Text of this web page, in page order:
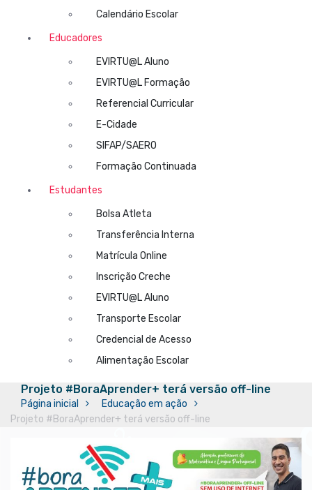
Calendário Escolar
Educadores
EVIRTU@L Aluno
EVIRTU@L Formação
Referencial Curricular
E-Cidade
SIFAP/SAERO
Formação Continuada
Estudantes
Bolsa Atleta
Transferência Interna
Matrícula Online
Inscrição Creche
EVIRTU@L Aluno
Transporte Escolar
Credencial de Acesso
Alimentação Escolar
Projeto #BoraAprender+ terá versão off-line
Página inicial
Educação em ação
Projeto #BoraAprender+ terá versão off-line